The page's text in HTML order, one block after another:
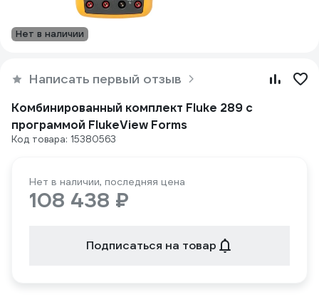
Нет в наличии
Написать первый отзыв
Комбинированный комплект Fluke 289 с
программой FlukeView Forms
Код товара: 15380563
Нет в наличии, последняя цена
108 438 ₽
Подписаться на товар